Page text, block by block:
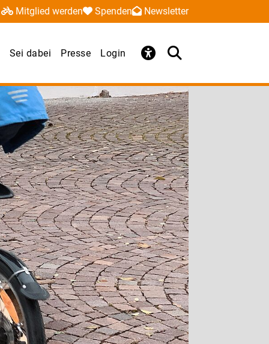
Mitglied werden Spenden Newsletter
Sei dabei Presse Login